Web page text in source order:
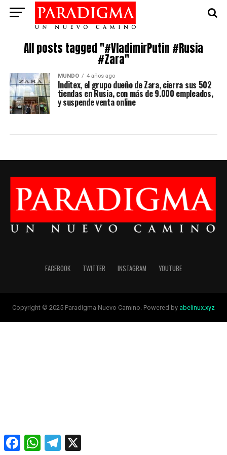
All posts tagged "#VladimirPutin #Rusia
#Zara"
MUNDO 4 años ago
Inditex, el grupo dueño de Zara, cierra sus 502
tiendas en Rusia, con más de 9.000 empleados,
y suspende venta online
FACEBOOK TWITTER INSTAGRAM YOUTUBE
Copyright © 2025 Paradigma Nuevo Camino. Powered by abelinux.xyz
FacebookWhatsAppTelegram